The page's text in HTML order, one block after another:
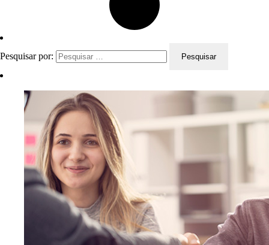
Pesquisar por: